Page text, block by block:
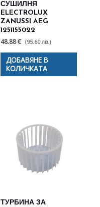
СУШИЛНЯ
ELECTROLUX
ZANUSSI AEG
1251155022
48.88 € (95.60 лв.)
ДОБАВЯНЕ В
КОЛИЧКАТА
ТУРБИНА ЗА